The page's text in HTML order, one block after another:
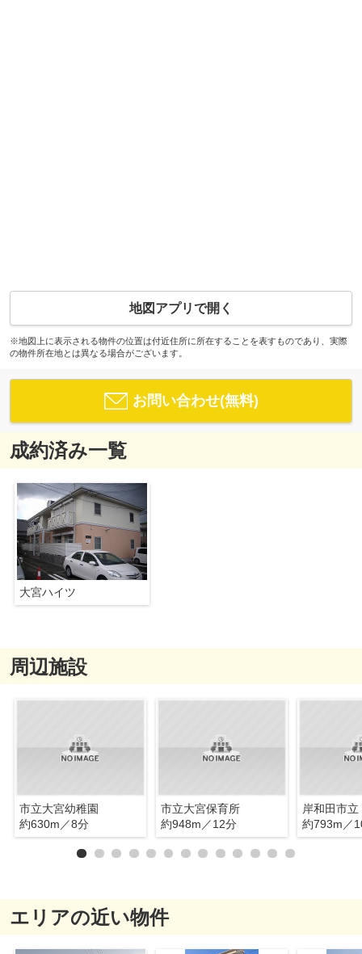
地図アプリで開く
※地図上に表示される物件の位置は付近住所に所在することを表すものであり、実際
の物件所在地とは異なる場合がございます。
お問い合わせ(無料)
成約済み一覧
大宮ハイツ
周辺施設
市立大宮幼稚園
約630m／8分
市立大宮保育所
約948m／12分
岸和田市
約793m／
エリアの近い物件